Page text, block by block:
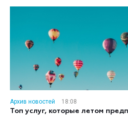
Архив новостей
18:08
Топ услуг, которые летом